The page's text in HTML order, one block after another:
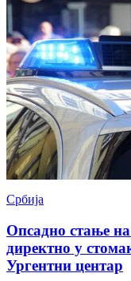
Србија
Опсадно стање
директно у
Ургентни центар